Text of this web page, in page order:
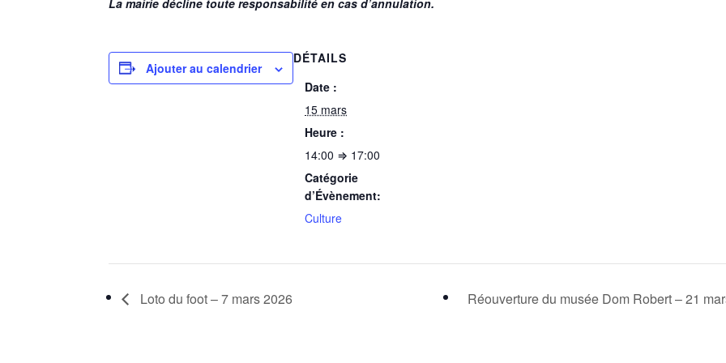
La mairie décline toute responsabilité en cas d’annulation.
Ajouter au calendrier
DÉTAILS
Date :
15 mars
Heure :
14:00 ⇒ 17:00
Catégorie
d’Évènement:
Culture
Loto du foot – 7 mars 2026 Réouverture du musée Dom Robert – 21